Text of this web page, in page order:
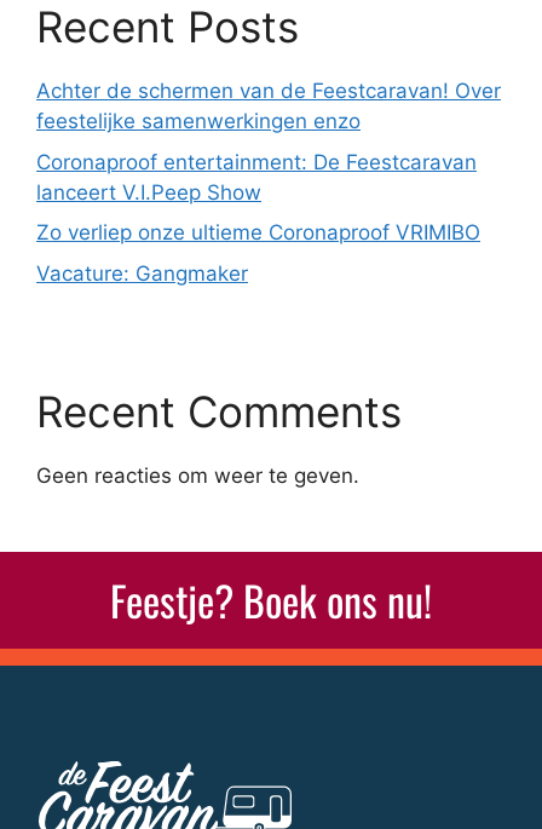
Recent Posts
Achter de schermen van de Feestcaravan! Over
feestelijke samenwerkingen enzo
Coronaproof entertainment: De Feestcaravan
lanceert V.I.Peep Show
Zo verliep onze ultieme Coronaproof VRIMIBO
Vacature: Gangmaker
Recent Comments
Geen reacties om weer te geven.
Feestje? Boek ons nu!